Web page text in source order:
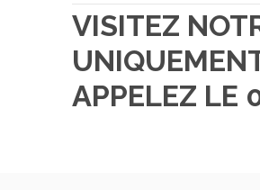
VISITEZ
APPELEZ LE